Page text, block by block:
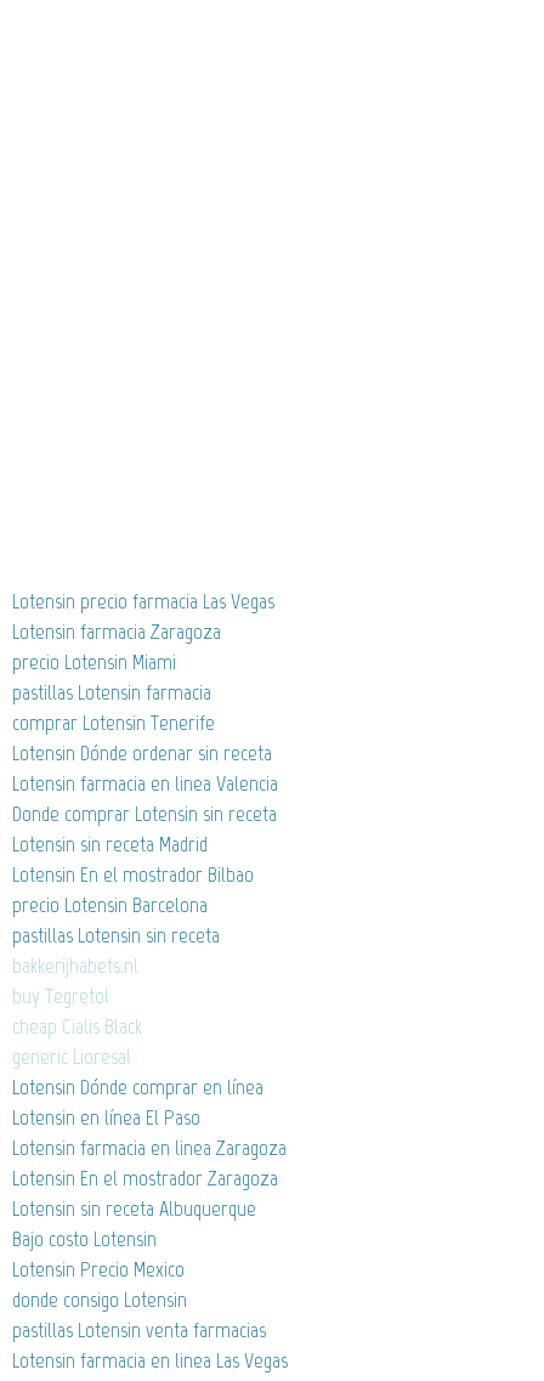
Lotensin precio farmacia Las Vegas
Lotensin farmacia Zaragoza
precio Lotensin Miami
pastillas Lotensin farmacia
comprar Lotensin Tenerife
Lotensin Dónde ordenar sin receta
Lotensin farmacia en linea Valencia
Donde comprar Lotensin sin receta
Lotensin sin receta Madrid
Lotensin En el mostrador Bilbao
precio Lotensin Barcelona
pastillas Lotensin sin receta
bakkerijhabets.nl
buy Tegretol
cheap Cialis Black
generic Lioresal
Lotensin Dónde comprar en línea
Lotensin en línea El Paso
Lotensin farmacia en linea Zaragoza
Lotensin En el mostrador Zaragoza
Lotensin sin receta Albuquerque
Bajo costo Lotensin
Lotensin Precio Mexico
donde consigo Lotensin
pastillas Lotensin venta farmacias
Lotensin farmacia en linea Las Vegas